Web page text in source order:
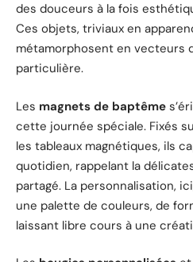
des douceurs à la fois
Ces objets, triviaux en
métamorphosent en vecteurs
particulière.
Les magnets de baptême
cette journée spéciale. Fixés
les tableaux magnétiques, ils
quotidien, rappelant la
partagé. La personnalisation,
une palette de couleurs, de
laissant libre cours à une